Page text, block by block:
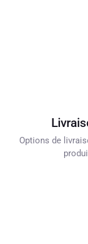
Options de